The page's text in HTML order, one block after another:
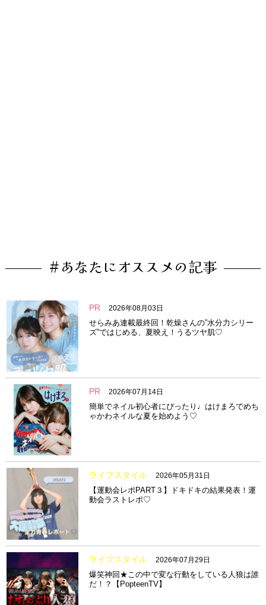
#あなたにオススメの記事
PR 2026年08月03日
せらみあ連載最終回！乾燥さんの”水分力シリー
ズ”ではじめる、夏映え！うるツヤ肌♡
PR 2026年07月14日
簡単でネイル初心者にぴったり♩はけまろでめち
ゃかわネイルな夏を始めよう♡
ライフスタイル 2026年05月31日
【運動会レポPART３】ドキドキの結果発表！運
動会ラストレポ♡
ライフスタイル 2026年07月29日
爆笑神回★この中で変な行動をしている人狼は誰
だ！？【PopteenTV】